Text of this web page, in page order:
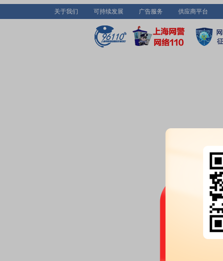
关于我们 可持续发展 广告服务 供应商平台